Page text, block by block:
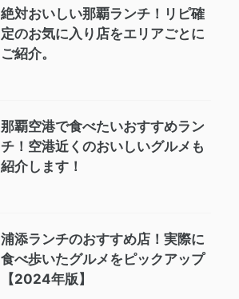
絶対おいしい那覇ランチ！リピ確
定のお気に入り店をエリアごとに
ご紹介。
那覇空港で食べたいおすすめラン
チ！空港近くのおいしいグルメも
紹介します！
浦添ランチのおすすめ店！実際に
食べ歩いたグルメをピックアップ
【2024年版】